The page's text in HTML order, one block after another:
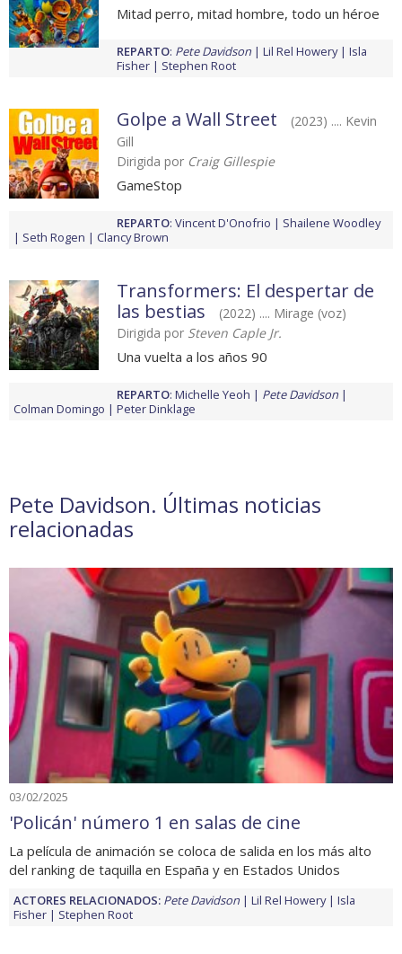
Mitad perro, mitad hombre, todo un héroe
REPARTO: Pete Davidson Lil Rel Howery
Isla
Fisher
Stephen Root
Golpe a Wall Street
(2023) .... Kevin
Gill
Dirigida por Craig Gillespie
GameStop
REPARTO: Vincent D'Onofrio
Shailene Woodley
Seth Rogen
Clancy Brown
Transformers: El despertar de
las bestias
(2022) .... Mirage (voz)
Dirigida por Steven Caple Jr.
Una vuelta a los años 90
REPARTO: Michelle Yeoh
Pete Davidson
Colman Domingo
Peter Dinklage
Pete Davidson. Últimas noticias
relacionadas
03/02/2025
'Policán' número 1 en salas de cine
La película de animación se coloca de salida en los más alto
del ranking de taquilla en España y en Estados Unidos
ACTORES RELACIONADOS: Pete Davidson Lil Rel Howery
Isla
Fisher
Stephen Root